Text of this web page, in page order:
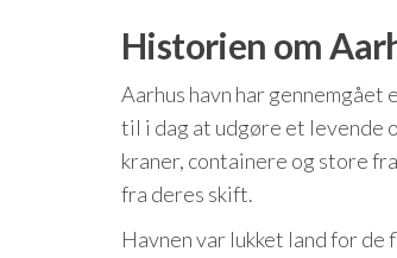
Historien om
Aarhus havn har
til i dag at udgøre et levende
kraner, containere og store
fra deres skift.
Havnen var lukket land for